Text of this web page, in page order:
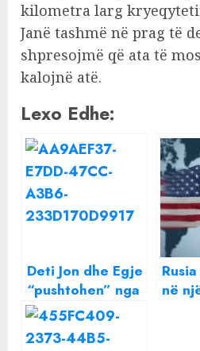
kilometra larg
Janë tashmë në prag të
shpresojmë që ata të
kalojnë atë.
Lexo Edhe:
Deti Jon dhe Egje
“pushtohen” nga
kandili i purpurt:
Cilat janë
simptomat dhe
në